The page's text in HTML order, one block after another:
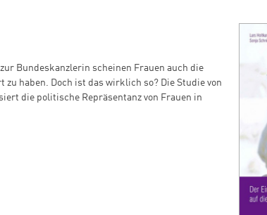
Bundeskanzlerin scheinen Frauen auch die
haben. Doch ist das wirklich so? Die Studie von
die politische Repräsentanz von Frauen in